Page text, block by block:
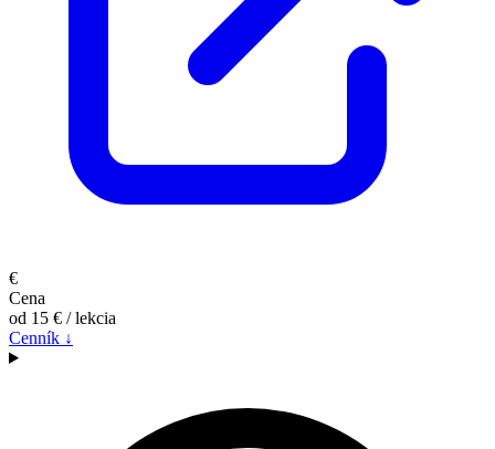
€
Cena
od 15 € / lekcia
Cenník ↓